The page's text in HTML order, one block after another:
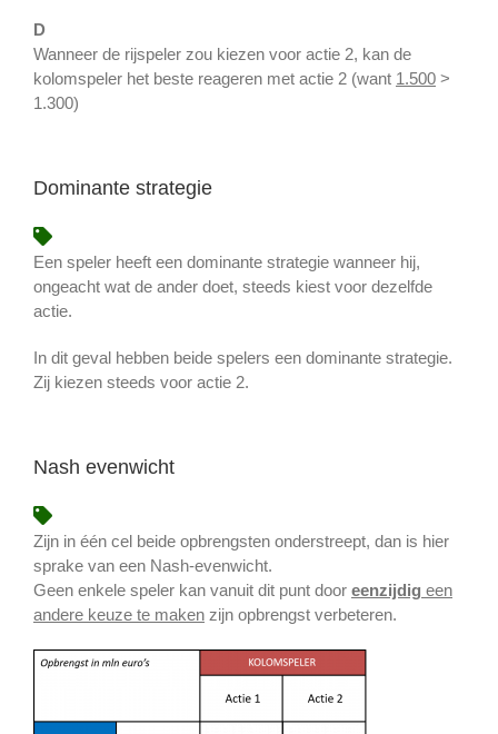
D
Wanneer de rijspeler zou kiezen voor actie 2, kan de
kolomspeler het beste reageren met actie 2 (want 1.500 >
1.300)
Dominante strategie
Een speler heeft een dominante strategie wanneer hij,
ongeacht wat de ander doet, steeds kiest voor dezelfde
actie.
In dit geval hebben beide spelers een dominante strategie.
Zij kiezen steeds voor actie 2.
Nash evenwicht
Zijn in één cel beide opbrengsten onderstreept, dan is hier
sprake van een Nash-evenwicht.
Geen enkele speler kan vanuit dit punt door eenzijdig een
andere keuze te maken zijn opbrengst verbeteren.